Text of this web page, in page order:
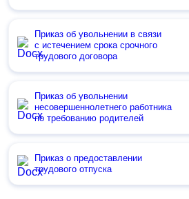
Приказ об увольнении в связи
с истечением срока срочного
трудового договора
Приказ об увольнении
несовершеннолетнего работника
по требованию родителей
Приказ о предоставлении
трудового отпуска